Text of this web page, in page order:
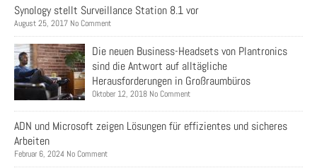
Synology stellt Surveillance Station 8.1 vor
August 25, 2017 No Comment
Die neuen Business-Headsets von Plantronics
sind die Antwort auf alltägliche
Herausforderungen in Großraumbüros
Oktober 12, 2018 No Comment
ADN und Microsoft zeigen Lösungen für effizientes und sicheres
Arbeiten
Februar 6, 2024 No Comment